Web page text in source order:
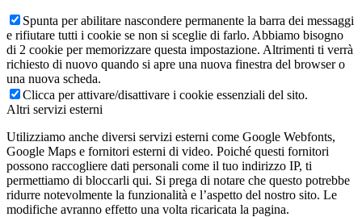
Spunta per abilitare nascondere permanente la barra dei messaggi
e rifiutare tutti i cookie se non si sceglie di farlo. Abbiamo bisogno
di 2 cookie per memorizzare questa impostazione. Altrimenti ti verrà
richiesto di nuovo quando si apre una nuova finestra del browser o
una nuova scheda.
Clicca per attivare/disattivare i cookie essenziali del sito.
Altri servizi esterni
Utilizziamo anche diversi servizi esterni come Google Webfonts,
Google Maps e fornitori esterni di video. Poiché questi fornitori
possono raccogliere dati personali come il tuo indirizzo IP, ti
permettiamo di bloccarli qui. Si prega di notare che questo potrebbe
ridurre notevolmente la funzionalità e l’aspetto del nostro sito. Le
modifiche avranno effetto una volta ricaricata la pagina.